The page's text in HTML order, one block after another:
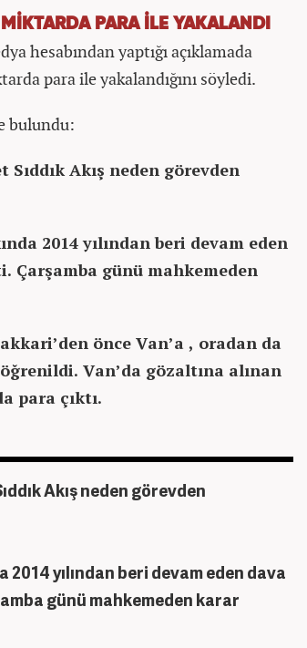
PARA İLE YAKALANDI
hesabından yaptığı açıklamada
para ile yakalandığını söyledi.
bulundu:
Akış neden görevden
2014 yılından beri devam eden
Çarşamba günü mahkemeden
önce Van’a , oradan da
öğrenildi. Van’da gözaltına alınan
para çıktı.
Akış neden görevden
2014 yılından beri devam eden dava
günü mahkemeden karar